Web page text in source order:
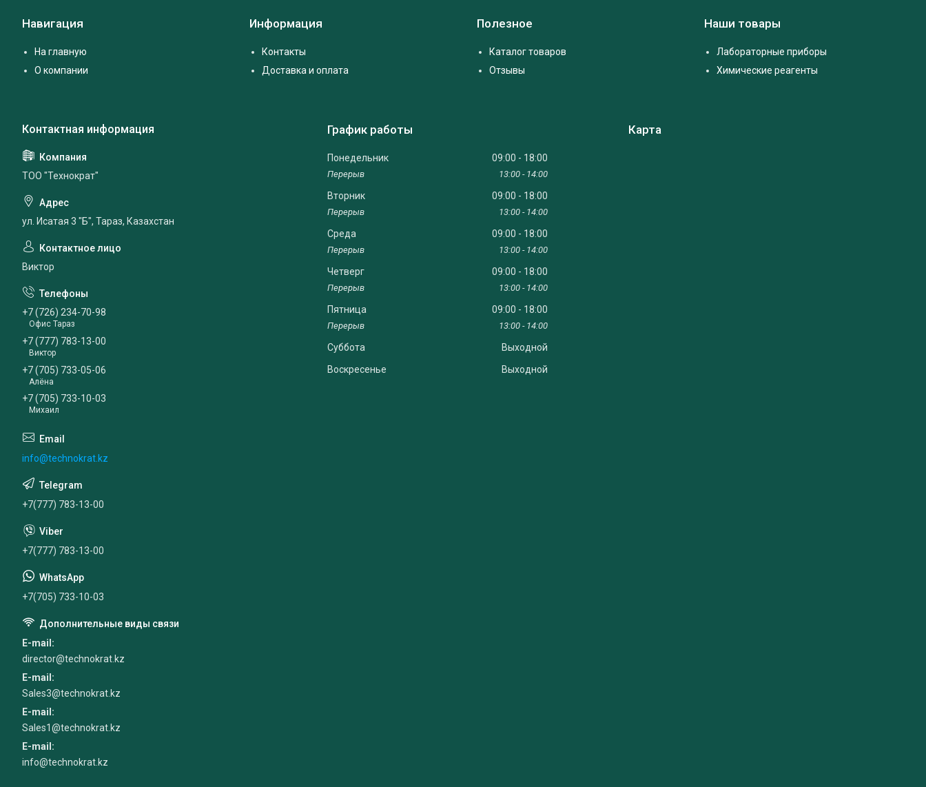
Навигация
На главную
О компании
Информация
Контакты
Доставка и оплата
Полезное
Каталог товаров
Отзывы
Наши товары
Лабораторные приборы
Химические реагенты
ТОО "Технократ"
ул. Исатая 3 "Б", Тараз, Казахстан
Виктор
+7 (726) 234-70-98
Офис Тараз
+7 (777) 783-13-00
Виктор
+7 (705) 733-05-06
Алёна
+7 (705) 733-10-03
Михаил
info@technokrat.kz
+7(777) 783-13-00
+7(777) 783-13-00
+7(705) 733-10-03
E-mail
director@technokrat.kz
E-mail
Sales3@technokrat.kz
E-mail
Sales1@technokrat.kz
E-mail
info@technokrat.kz
График работы
Понедельник 09:00 18:00
13:00 14:00
Вторник 09:00 18:00
13:00 14:00
Среда 09:00 18:00
13:00 14:00
Четверг 09:00 18:00
13:00 14:00
Пятница 09:00 18:00
13:00 14:00
Суббота
Выходной
Воскресенье
Выходной
Карта